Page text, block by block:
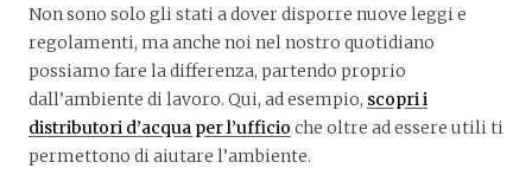
Non sono solo gli stati a dover disporre nuove leggi e
regolamenti, ma anche noi nel nostro quotidiano
possiamo fare la differenza, partendo proprio
dall’ambiente di lavoro. Qui, ad esempio, scopri i
distributori d’acqua per l’ufficio che oltre ad essere utili ti
permettono di aiutare l’ambiente.